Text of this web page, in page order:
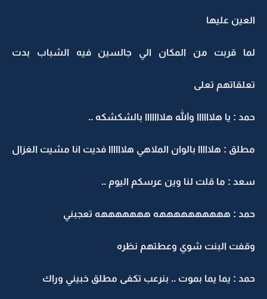
العين عليها
لما قربت من المكان الي جالسين فيه الشباب بدت
تعلقاتهم تعلى
حمد : يا هلاااااا والله هلااااااا بالشكشكه ..
مطلق : هلااااا بالوان الملاهي هلاااااا فديت انا مشيت الغزال
سعد : ما قلت لنا وين عرسكم اليوم ..
حمد : ههههههههههه هههههههه تعجبني
وقفت البنت شوي وعطتهم نظره
حمد : يما يما بموت .. بنرعب تكفى مطلق خبيني وراك